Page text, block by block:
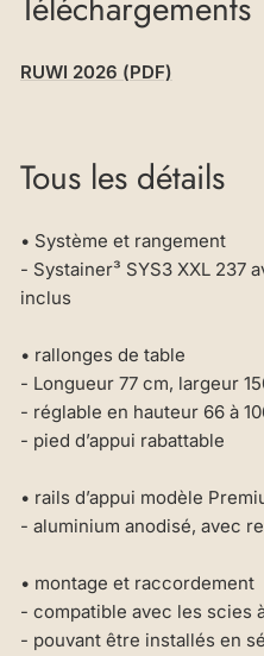
RUWI 2026 (PDF)
Tous les détails
• Système et rangement
- Systainer³ SYS3 XXL 237
inclus
• rallonges de table
- Longueur 77 cm, largeur
- réglable en hauteur 66 à
- pied d’appui rabattable
• rails d’appui modèle
- aluminium anodisé, avec
• montage et raccordement
- compatible avec les scies
- pouvant être installés en